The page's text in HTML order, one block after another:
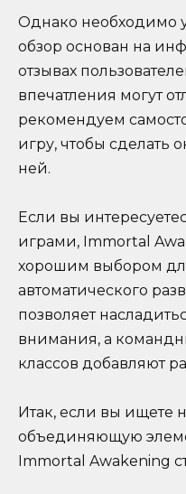
Однако необходимо
обзор основан на
отзывах
впечатления могут
рекомендуем
игру, чтобы сделать
ней.
Если вы
играми, Immortal
хорошим выбором
автоматического
позволяет
внимания, а
классов добавляют
Итак, если вы ищете
объединяющую
Immortal Awakening